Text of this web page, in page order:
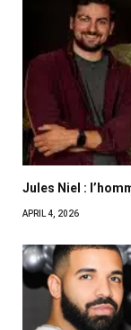
Jules Niel :
APRIL 4, 2026